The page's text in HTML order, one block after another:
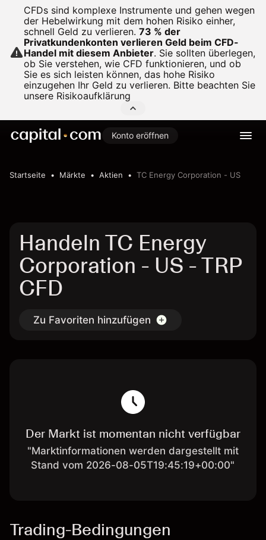
CFDs sind komplexe Instrumente und gehen wegen
der Hebelwirkung mit dem hohen Risiko einher,
schnell Geld zu verlieren. 73 % der
Privatkundenkonten verlieren Geld beim CFD-
Handel mit diesem Anbieter. Sie sollten überlegen,
ob Sie verstehen, wie CFD funktionieren, und ob
Sie es sich leisten können, das hohe Risiko
einzugehen Ihr Geld zu verlieren. Bitte beachten Sie
unsere Risikoaufklärung
Konto eröffnen
Startseite Märkte Aktien TC Energy Corporation - US
Handeln TC Energy
Corporation - US - TRP
CFD
Zu Favoriten hinzufügen
Der Markt ist momentan nicht verfügbar
"Marktinformationen werden dargestellt mit
Stand vom 2026-08-05T19:45:19+00:00"
Trading-Bedingungen